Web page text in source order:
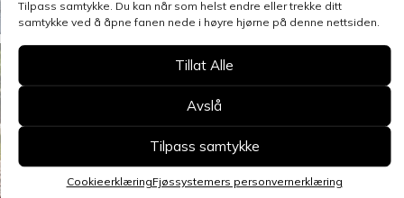
Tilpass samtykke. Du kan når som helst endre eller trekke ditt
samtykke ved å åpne fanen nede i høyre hjørne på denne nettsiden.
Tillat Alle
Avslå
Tilpass samtykke
CookieerklæringFjøssystemers personvernerklæring